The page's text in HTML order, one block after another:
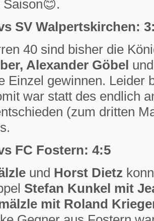
SV Walpertskirchen:
40 sind bisher die
Alexander Göbel
Einzel gewinnen. Leider
war statt des endlich
(zum dritten
FC Fostern: 4:5
und Horst Dietz
Stefan Kunkel mit
mit Roland